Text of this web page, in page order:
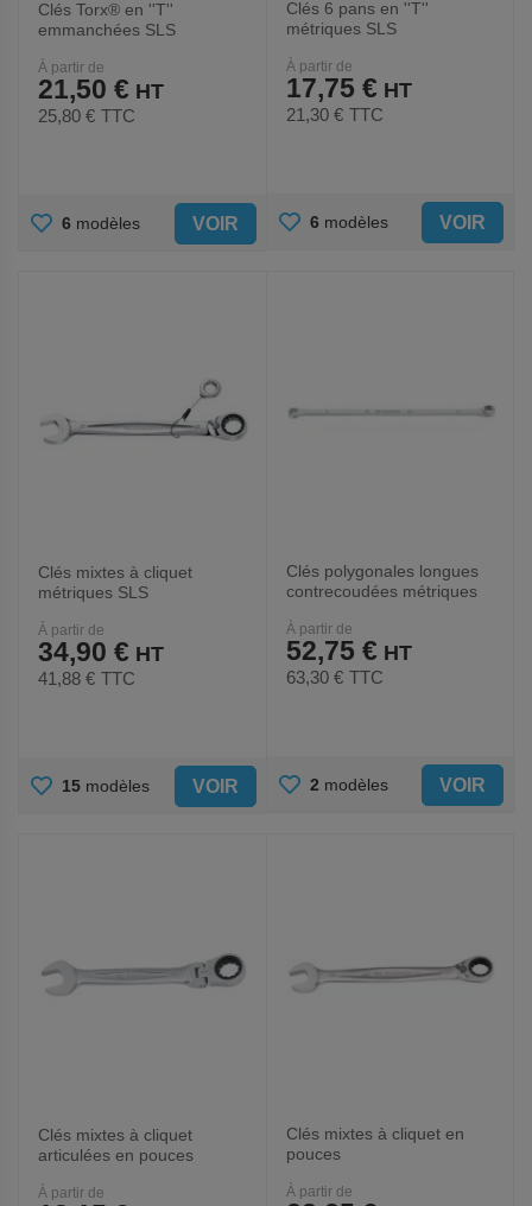
Clés Torx® en ''T''
emmanchées SLS
À partir de
21,50 €
25,80 € TTC
AJOUTER
6 modèles VOIR
Clés 6 pans en ''T''
métriques SLS
À partir de
17,75 €
21,30 € TTC
AJOUTER
6 modèles VOIR
Clés mixtes à cliquet
métriques SLS
À partir de
34,90 €
41,88 € TTC
AJOUTER
15 modèles VOIR
Clés polygonales longues
contrecoudées métriques
À partir de
52,75 €
63,30 € TTC
AJOUTER
2 modèles VOIR
Clés mixtes à cliquet
articulées en pouces
À partir de
Clés mixtes à cliquet en
pouces
À partir de